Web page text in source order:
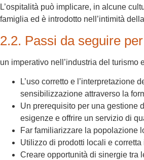
L’ospitalità può implicare, in alcune
famiglia ed è introdotto nell’intimità
2.2. Passi da seguire
un imperativo nell’industria del turismo
L’uso corretto e
sensibilizzazione attraverso la
Un prerequisito per una gestione
esigenze e offrire un servizio di
Far familiarizzare la popolazione
Utilizzo di prodotti locali e
Creare opportunità di sinergie tra